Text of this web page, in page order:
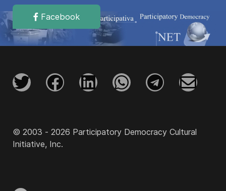
Facebook
© 2003 - 2026 Participatory Democracy Cultural
Initiative, Inc.